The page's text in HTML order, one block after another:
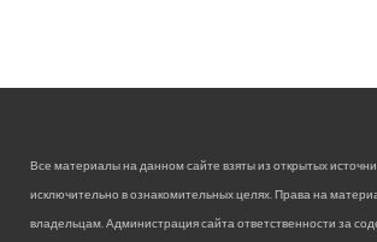
Все материалы на данном сайте взяты из открытых
исключительно в ознакомительных целях. Права на
владельцам. Администрация сайта ответственности за